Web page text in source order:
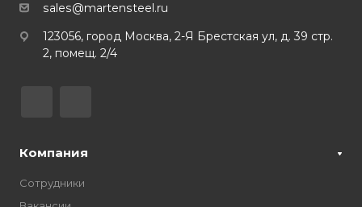
sales@martensteel.ru
123056, город Москва, 2-Я Брестская ул, д. 39 стр.
2, помещ. 2/4
Компания
Сотрудники